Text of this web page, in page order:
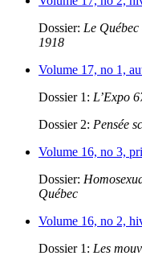
Dossier: Le
1918
Volume 17, no 1,
Dossier 1: L’Expo
Dossier 2: Pensée
Volume 16, no 3,
Dossier:
Québec
Volume 16, no 2,
Dossier 1: Les